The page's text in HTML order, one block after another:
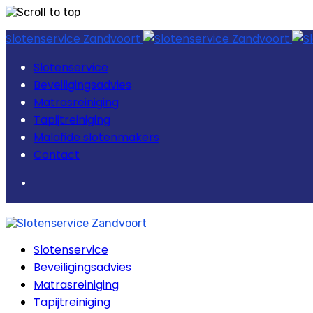
Skip
content
Slotenservice Zandvoort
Slotenservice
Beveiligingsadvies
Matrasreiniging
Tapijtreiniging
Malafide slotenmakers
Contact
Slotenservice
Beveiligingsadvies
Matrasreiniging
Tapijtreiniging